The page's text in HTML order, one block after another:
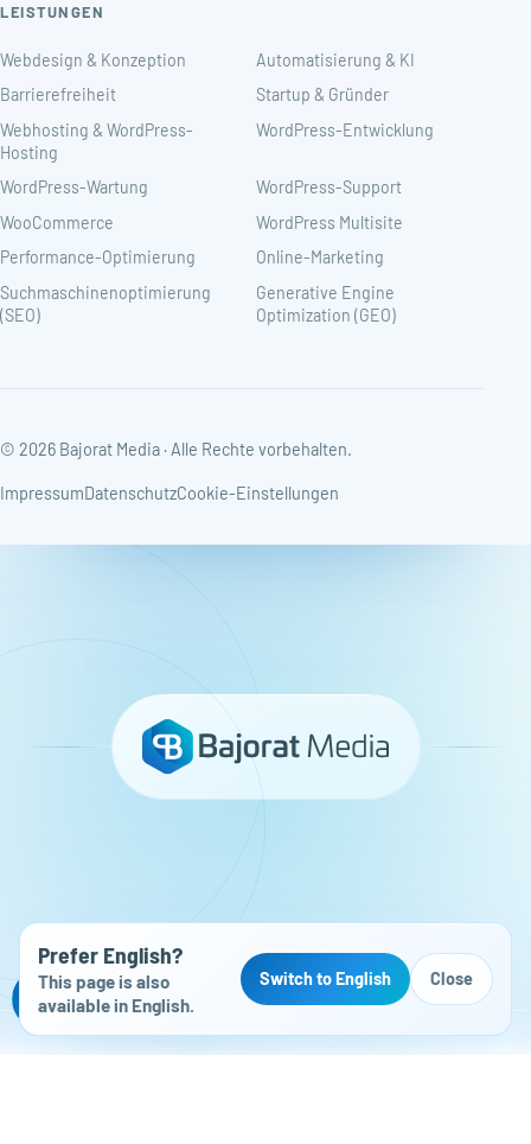
LEISTUNGEN
Webdesign & Konzeption
Automatisierung & KI
Barrierefreiheit
Startup & Gründer
Webhosting & WordPress-
Hosting
WordPress-Entwicklung
WordPress-Wartung
WordPress-Support
WooCommerce
WordPress Multisite
Performance-Optimierung
Online-Marketing
Suchmaschinenoptimierung
(SEO)
Generative Engine
Optimization (GEO)
© 2026 Bajorat Media · Alle Rechte vorbehalten.
ImpressumDatenschutzCookie-Einstellungen
Kostenloser Website-Check
Prefer English?
This page is also
available in English.
Switch to English Close